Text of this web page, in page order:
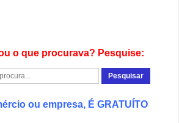
o que procurava? Pesquise:
ou empresa, É GRATUÍTO